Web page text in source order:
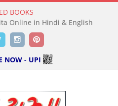
BOOKS
Online in Hindi & English
TwitterInstagramPinterest
NOW - UPI